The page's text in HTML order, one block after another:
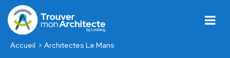
Accueil Architectes Le Mans